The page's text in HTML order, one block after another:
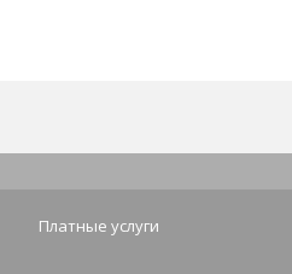
Платные услуги